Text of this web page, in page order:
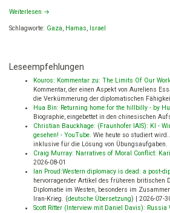
Weiterlesen →
Schlagworte: Gaza, Hamas, Israel
Leseempfehlungen
Kouros: Kommentar zu: The Limits Of Our
Kommentar, der einen Aspekt von Aureliens
die Verkümmerung der diplomatischen
Hua Bin: Returning home for the hillbilly - by
Biographie, eingebettet in den chinesischen
Christian Bauckhage: (Fraunhofer IAIS): KI -
gesehen! - YouTube. Wie heute so studiert
inklusive für die Lösung von Übungsaufgaben.
Craig Murray: Narratives of Moral Conflict:
2026-08-01
Ian Proud:Western diplomacy is dead: a post-
hervorragender Artikel des früheren britischen
Diplomatie im Westen, besonders im
Iran-Krieg. (deutsche Übersetzung) | 2026-07-
Scott Ritter (Interview mit Daniel Davis):